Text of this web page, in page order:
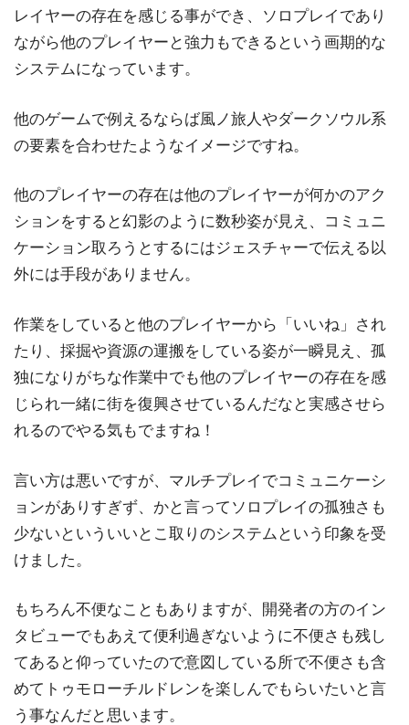
レイヤーの存在を感じる事ができ、ソロプレイであり
ながら他のプレイヤーと強力もできるという画期的な
システムになっています。
他のゲームで例えるならば風ノ旅人やダークソウル系
の要素を合わせたようなイメージですね。
他のプレイヤーの存在は他のプレイヤーが何かのアク
ションをすると幻影のように数秒姿が見え、コミュニ
ケーション取ろうとするにはジェスチャーで伝える以
外には手段がありません。
作業をしていると他のプレイヤーから「いいね」され
たり、採掘や資源の運搬をしている姿が一瞬見え、孤
独になりがちな作業中でも他のプレイヤーの存在を感
じられ一緒に街を復興させているんだなと実感させら
れるのでやる気もでますね！
言い方は悪いですが、マルチプレイでコミュニケーシ
ョンがありすぎず、かと言ってソロプレイの孤独さも
少ないといういいとこ取りのシステムという印象を受
けました。
もちろん不便なこともありますが、開発者の方のイン
タビューでもあえて便利過ぎないように不便さも残し
てあると仰っていたので意図している所で不便さも含
めてトゥモローチルドレンを楽しんでもらいたいと言
う事なんだと思います。